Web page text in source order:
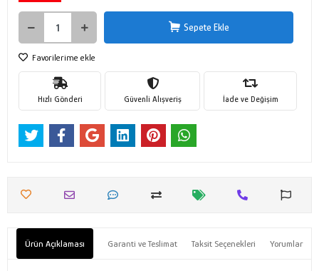
Sepete Ekle
Favorilerime ekle
Hızlı Gönderi Güvenli Alışveriş İade ve Değişim
Ürün Açıklaması Garanti ve Teslimat Taksit Seçenekleri Yorumlar